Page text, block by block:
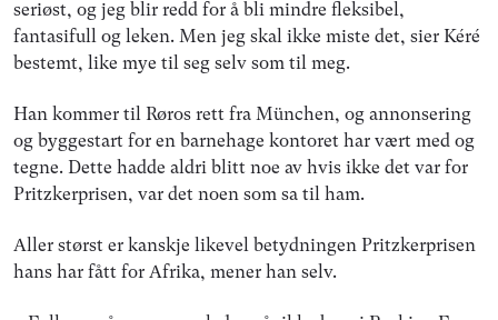
seriøst, og jeg blir redd for å bli mindre fleksibel,
fantasifull og leken. Men jeg skal ikke miste det, sier Kéré
bestemt, like mye til seg selv som til meg.
Han kommer til Røros rett fra München, og annonsering
og byggestart for en barnehage kontoret har vært med og
tegne. Dette hadde aldri blitt noe av hvis ikke det var for
Pritzkerprisen, var det noen som sa til ham.
Aller størst er kanskje likevel betydningen Pritzkerprisen
hans har fått for Afrika, mener han selv.